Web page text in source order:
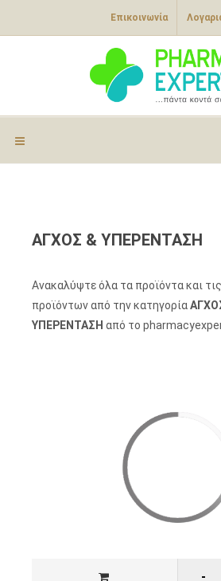
Επικοινωνία
ΑΓΧΟΣ & ΥΠΕΡΕΝΤΑΣΗ
Ανακαλύψτε όλα τα προϊόντα και
προϊόντων από την κατηγορία
ΥΠΕΡΕΝΤΑΣΗ από το